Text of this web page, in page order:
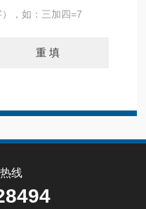
，如：三加四=7
线